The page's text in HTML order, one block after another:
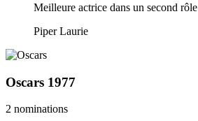
Meilleure actrice dans un second rôle
Piper Laurie
Oscars 1977
2 nominations